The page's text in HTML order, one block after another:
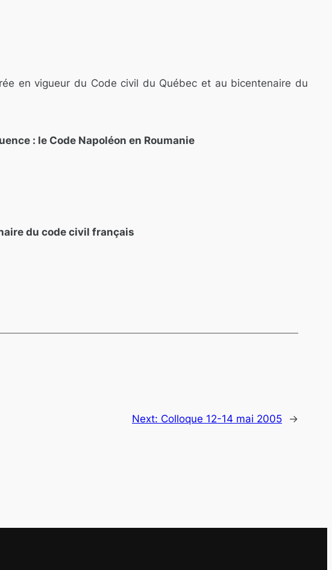
en vigueur du Code civil du Québec et au bicentenaire du
: le Code Napoléon en Roumanie
du code civil français
Next: Colloque 12-14 mai 2005 →